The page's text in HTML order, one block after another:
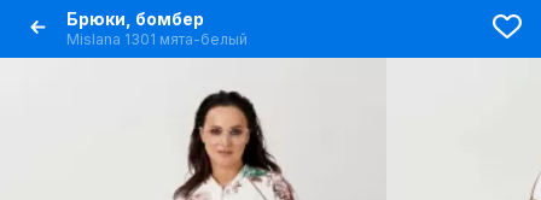
Брюки, бомбер
Mislana 1301 мята-белый